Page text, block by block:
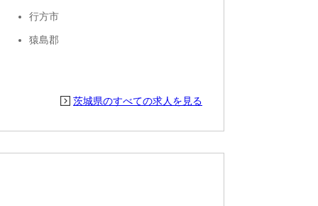
行方市
猿島郡
茨城県のすべての求人を見る